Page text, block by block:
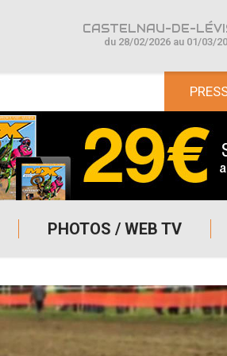
PHOTOS / WEB TV
CASTELNAU-DE-
du 28/02/2026 au 01/03/